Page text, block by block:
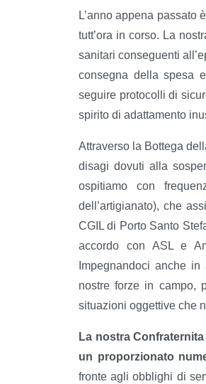
L’anno appena passato
tutt’ora in corso. La
sanitari conseguenti
consegna della spesa
seguire protocolli di
spirito di adattamento
Attraverso la Bottega
disagi dovuti alla
ospitiamo con
dell’artigianato), che
CGIL di Porto Santo
accordo con ASL e
Impegnandoci anche
nostre forze in campo,
situazioni oggettive che
La nostra
un proporzionato
fronte agli obblighi di